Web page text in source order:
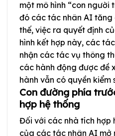
một mô hình “con người
đó các tác nhân AI
thế, việc ra quyết định
hình kết hợp này, các
nhận các tác vụ thông
các hành động được đề
hành vẫn có quyền kiểm
Con đường phía
hợp hệ thống
Đối với các nhà tích hợp
của các tác nhân AI mở